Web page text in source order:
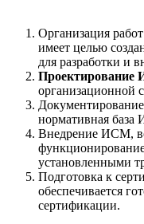
Организация
имеет целью
для разработки и
организационной
нормативная
Внедрение ИСМ, во
установленными
Подготовка к
обеспечивается
сертификации.